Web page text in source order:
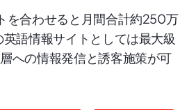
を合わせると月間合計約250万
語情報サイトとしては最大級
への情報発信と誘客施策が可